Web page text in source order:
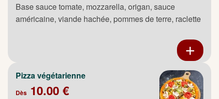
Base sauce tomate, mozzarella, origan, sauce
américaine, viande hachée, pommes de terre, raclette
Pizza végétarienne
Dès 10.00 €